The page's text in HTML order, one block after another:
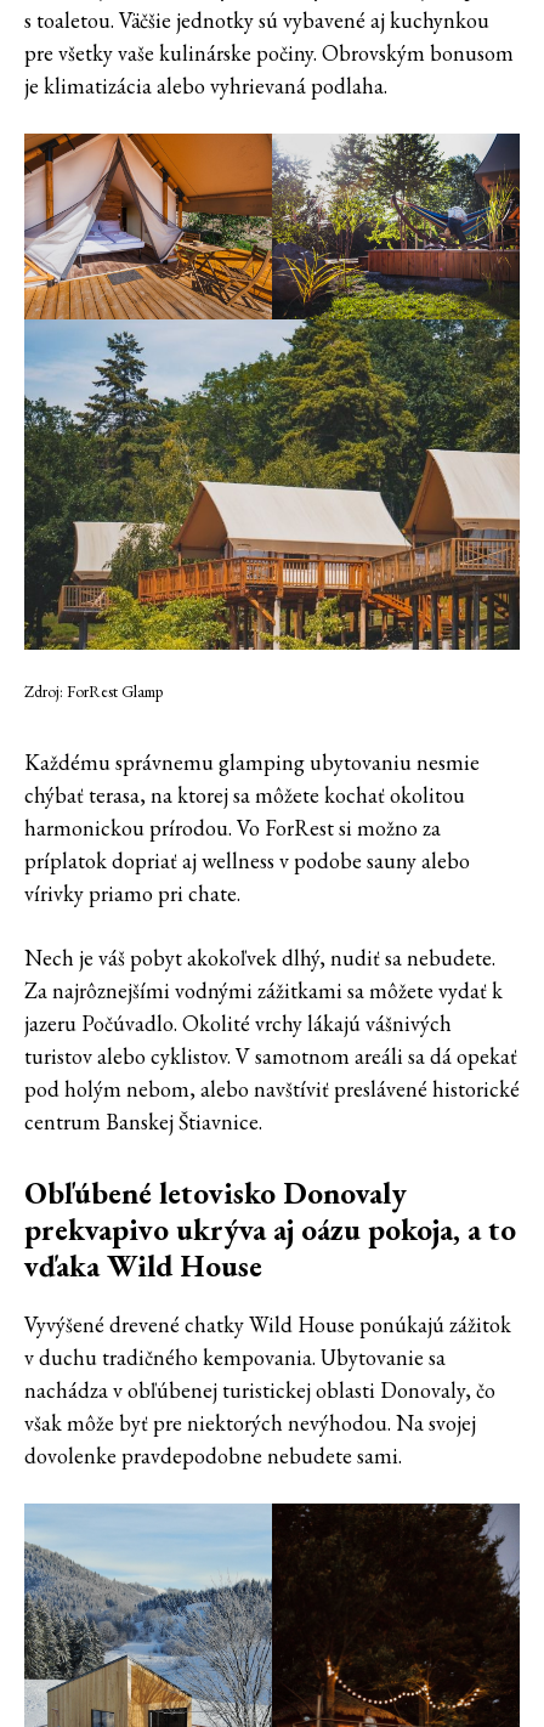
s toaletou. Väčšie jednotky sú vybavené aj kuchynkou
pre všetky vaše kulinárske počiny. Obrovským bonusom
je klimatizácia alebo vyhrievaná podlaha.
Zdroj: ForRest Glamp
Každému správnemu glamping ubytovaniu nesmie
chýbať terasa, na ktorej sa môžete kochať okolitou
harmonickou prírodou. Vo ForRest si možno za
príplatok dopriať aj wellness v podobe sauny alebo
vírivky priamo pri chate.
Nech je váš pobyt akokoľvek dlhý, nudiť sa nebudete.
Za najrôznejšími vodnými zážitkami sa môžete vydať k
jazeru Počúvadlo. Okolité vrchy lákajú vášnivých
turistov alebo cyklistov. V samotnom areáli sa dá opekať
pod holým nebom, alebo navštíviť preslávené historické
centrum Banskej Štiavnice.
Obľúbené letovisko Donovaly
prekvapivo ukrýva aj oázu pokoja, a to
vďaka Wild House
Vyvýšené drevené chatky Wild House ponúkajú zážitok
v duchu tradičného kempovania. Ubytovanie sa
nachádza v obľúbenej turistickej oblasti Donovaly, čo
však môže byť pre niektorých nevýhodou. Na svojej
dovolenke pravdepodobne nebudete sami.